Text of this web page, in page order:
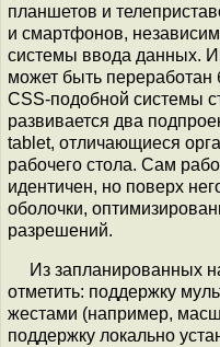
планшетов и
и смартфонов,
системы ввода данных.
может быть переработан
CSS-подобной системы
развивается два
tablet, отличающиеся
рабочего стола. Сам
идентичен, но поверх
оболочки,
разрешений.
Из запланированных
отметить: поддержку
жестами (например,
поддержку локально